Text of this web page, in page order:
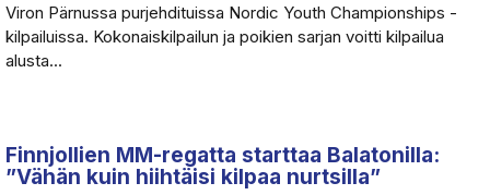
Viron Pärnussa purjehdituissa Nordic Youth Championships -
kilpailuissa. Kokonaiskilpailun ja poikien sarjan voitti kilpailua
alusta...
Finnjollien MM-regatta starttaa Balatonilla:
”Vähän kuin hiihtäisi kilpaa nurtsilla”